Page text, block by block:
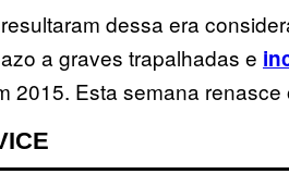
dessa era
a graves trapalhadas e
2015. Esta semana renasce